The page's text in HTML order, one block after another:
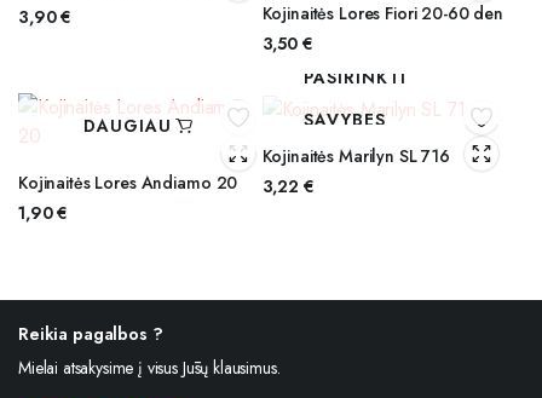
3,90€
Kojinaitės Lores Fiori 20-60 den
3,50 €
DAUGIAU
Kojinaitės Lores Andiamo 20
1,90€
PASIRINKTI
SAVYBES
Kojinaitės Marilyn SL 716
3,22 €
Reikia pagalbos ?
Mielai atsakysime į visus Jūsų klausimus.